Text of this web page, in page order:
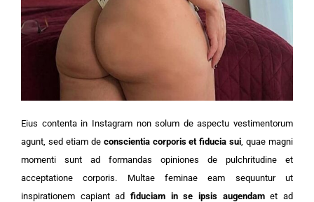
Eius contenta in Instagram non solum de aspectu vestimentorum
agunt, sed etiam de conscientia corporis et fiducia sui , quae magni
momenti sunt ad formandas opiniones de pulchritudine et
acceptatione corporis. Multae feminae eam sequuntur ut
inspirationem capiant ad fiduciam in se ipsis augendamet ad